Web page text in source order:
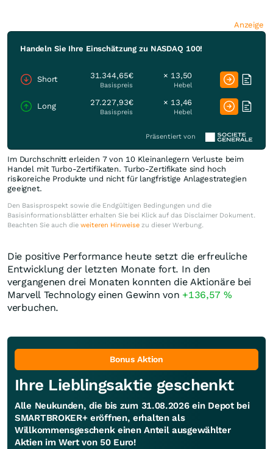
Anzeige
Handeln Sie Ihre Einschätzung zu NASDAQ 100!
Short 31.344,65€
Basispreis
× 13,50
Hebel
Long 27.227,93€
Basispreis
× 13,46
Hebel
Präsentiert von
Im Durchschnitt erleiden 7 von 10 Kleinanlegern Verluste beim
Handel mit Turbo-Zertifikaten. Turbo-Zertifikate sind hoch
risikoreiche Produkte und nicht für langfristige Anlagestrategien
geeignet.
Den Basisprospekt sowie die Endgültigen Bedingungen und die
Basisinformationsblätter erhalten Sie bei Klick auf das Disclaimer Dokument.
Beachten Sie auch die weiteren Hinweise zu dieser Werbung.
Die positive Performance heute setzt die erfreuliche
Entwicklung der letzten Monate fort. In den
vergangenen drei Monaten konnten die Aktionäre bei
Marvell Technology einen Gewinn von +136,57 %
verbuchen.
Bonus Aktion
Ihre Lieblingsaktie geschenkt
Alle Neukunden, die bis zum 31.08.2026 ein Depot bei
SMARTBROKER+ eröffnen, erhalten als
Willkommensgeschenk einen Anteil ausgewählter
Aktien im Wert von 50 Euro!